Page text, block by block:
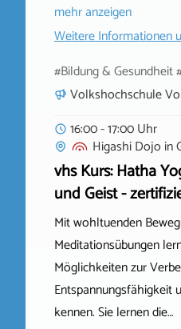
mehr anzeigen
Weitere Informationen
#Bildung &
Volkshochschule
16:00 - 17:00 Uhr
Higashi Dojo in
vhs Kurs: Hatha
und Geist -
Mit wohltuenden
Meditationsübungen
Möglichkeiten zur
Entspannungsfähigkeit
kennen. Sie lernen die…